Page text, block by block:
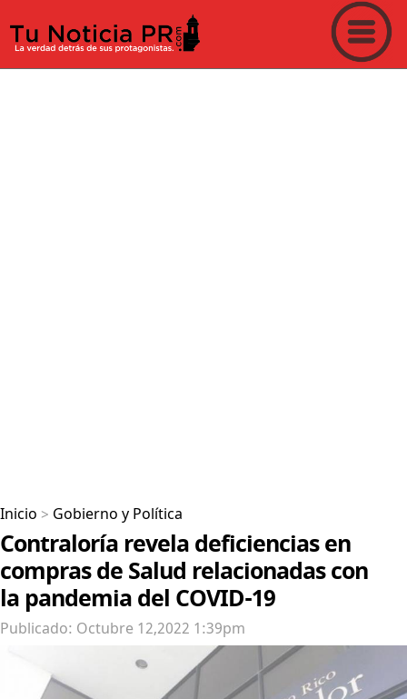
Inicio > Gobierno y Política
Contraloría revela deficiencias en
compras de Salud relacionadas con
la pandemia del COVID-19
Publicado: Octubre 12,2022 1:39pm